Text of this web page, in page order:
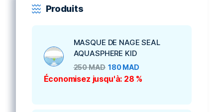
Produits
MASQUE DE NAGE SEAL
AQUASPHERE KID
250MAD 180MAD
Économisez jusqu'à: 28 %